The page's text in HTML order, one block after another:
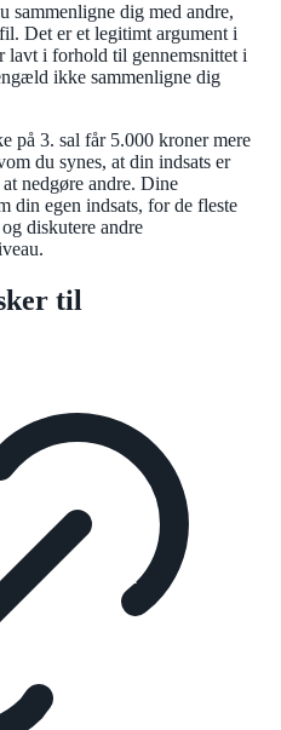
sammenligne dig med andre,
Det er et legitimt argument i
i forhold til gennemsnittet i
ikke sammenligne dig
på 3. sal får 5.000 kroner mere
du synes, at din indsats er
nedgøre andre. Dine
din egen indsats, for de fleste
diskutere andre
til